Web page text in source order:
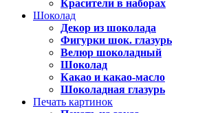
Красители в наборах
Шоколад
Декор из шоколада
Фигурки шок. глазурь
Велюр шоколадный
Шоколад
Какао и какао-масло
Шоколадная глазурь
Печать картинок